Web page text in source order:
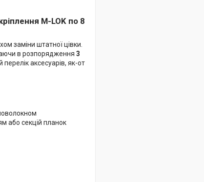
M-LOK по 8
заміни штатної цівки.
в розпорядження 3
аксесуарів, як-от
або секцій планок